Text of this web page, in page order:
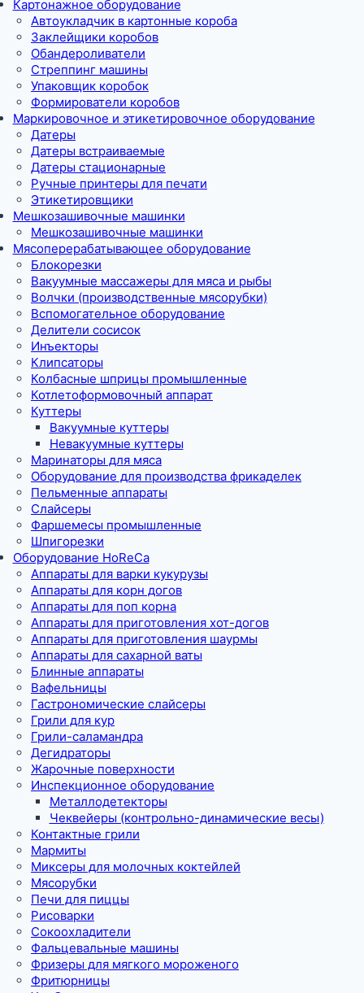
Картонажное оборудование
Автоукладчик в картонные короба
Заклейщики коробов
Обандероливатели
Стреппинг машины
Упаковщик коробок
Формирователи коробов
Маркировочное и этикетировочное оборудование
Датеры
Датеры встраиваемые
Датеры стационарные
Ручные принтеры для печати
Этикетировщики
Мешкозашивочные машинки
Мешкозашивочные машинки
Мясоперерабатывающее оборудование
Блокорезки
Вакуумные массажеры для мяса и рыбы
Волчки (производственные мясорубки)
Вспомогательное оборудование
Делители сосисок
Инъекторы
Клипсаторы
Колбасные шприцы промышленные
Котлетоформовочный аппарат
Куттеры
Вакуумные куттеры
Невакуумные куттеры
Маринаторы для мяса
Оборудование для производства фрикаделек
Пельменные аппараты
Слайсеры
Фаршемесы промышленные
Шпигорезки
Оборудование HoReCa
Аппараты для варки кукурузы
Аппараты для корн догов
Аппараты для поп корна
Аппараты для приготовления хот-догов
Аппараты для приготовления шаурмы
Аппараты для сахарной ваты
Блинные аппараты
Вафельницы
Гастрономические слайсеры
Грили для кур
Грили-саламандра
Дегидраторы
Жарочные поверхности
Инспекционное оборудование
Металлодетекторы
Чеквейеры (контрольно-динамические весы)
Контактные грили
Мармиты
Миксеры для молочных коктейлей
Мясорубки
Печи для пиццы
Рисоварки
Сокоохладители
Фальцевальные машины
Фризеры для мягкого мороженого
Фритюрницы